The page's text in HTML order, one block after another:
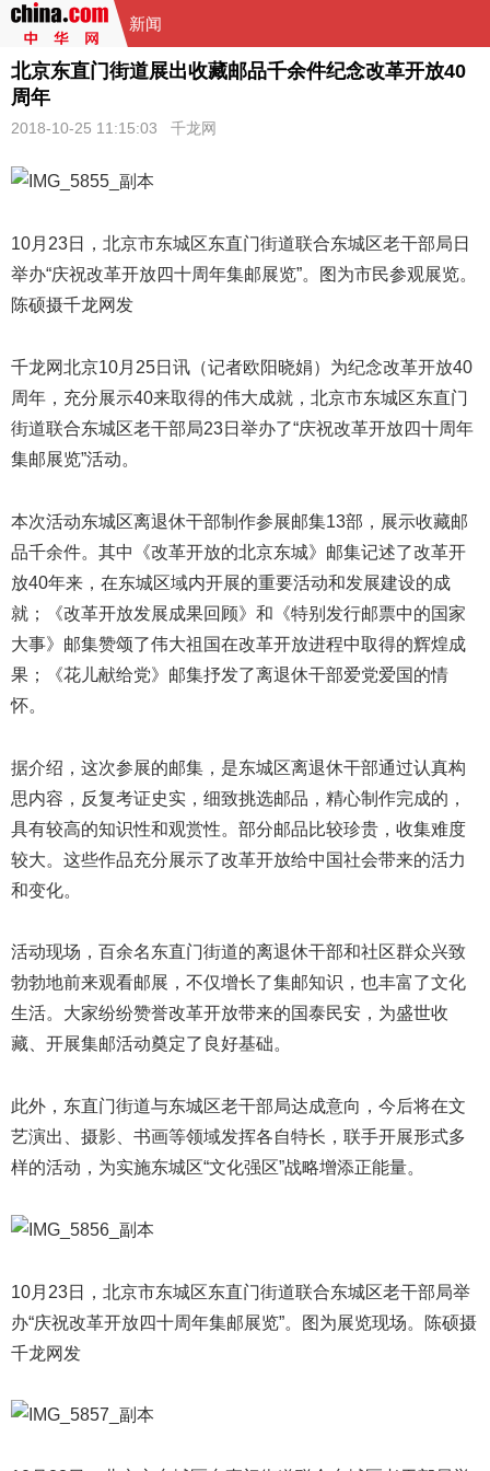
新闻
北京东直门街道展出收藏邮品千余件纪念改革开放40
周年
2018-10-25 11:15:03 千龙网
10月23日，北京市东城区东直门街道联合东城区老干部局日
举办“庆祝改革开放四十周年集邮展览”。图为市民参观展览。
陈硕摄千龙网发
千龙网北京10月25日讯（记者欧阳晓娟）为纪念改革开放40
周年 ，充分展示40来取得的伟大成就，北京市东城区东直门
街道联合东城区老干部局23日举办了“庆祝改革开放四十周年
集邮展览”活动。
本次活动东城区离退休干部制作参展邮集13部，展示收藏邮
品千余件。其中《改革开放的北京东城》邮集记述了改革开
放40年来，在东城区域内开展的重要活动和发展建设的成
就；《改革开放发展成果回顾》和《特别发行邮票中的国家
大事》邮集赞颂了伟大祖国在改革开放进程中取得的辉煌成
果；《花儿献给党》邮集抒发了离退休干部爱党爱国的情
怀。
据介绍，这次参展的邮集，是东城区离退休干部通过认真构
思内容，反复考证史实，细致挑选邮品，精心制作完成的，
具有较高的知识性和观赏性。部分邮品比较珍贵，收集难度
较大。这些作品充分展示了改革开放给中国社会带来的活力
和变化。
活动现场，百余名东直门街道的离退休干部和社区群众兴致
勃勃地前来观看邮展，不仅增长了集邮知识，也丰富了文化
生活。大家纷纷赞誉改革开放带来的国泰民安，为盛世收
藏、开展集邮活动奠定了良好基础。
此外，东直门街道与东城区老干部局达成意向，今后将在文
艺演出、摄影、书画等领域发挥各自特长，联手开展形式多
样的活动，为实施东城区“文化强区”战略增添正能量。
10月23日，北京市东城区东直门街道联合东城区老干部局举
办“庆祝改革开放四十周年集邮展览”。图为展览现场。陈硕摄
千龙网发